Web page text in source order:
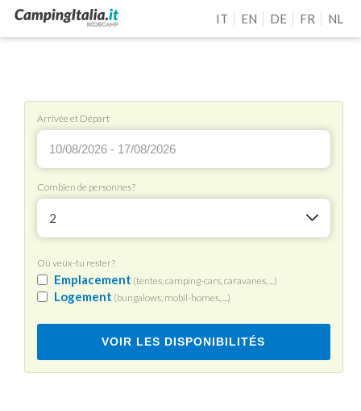
IT EN DE FR NL
Arrivée et Départ
Combien de personnes?
2
Où veux-tu rester?
Emplacement (tentes, camping-cars, caravanes, ...)
Logement (bungalows, mobil-homes, ...)
VOIR LES DISPONIBILITÉS